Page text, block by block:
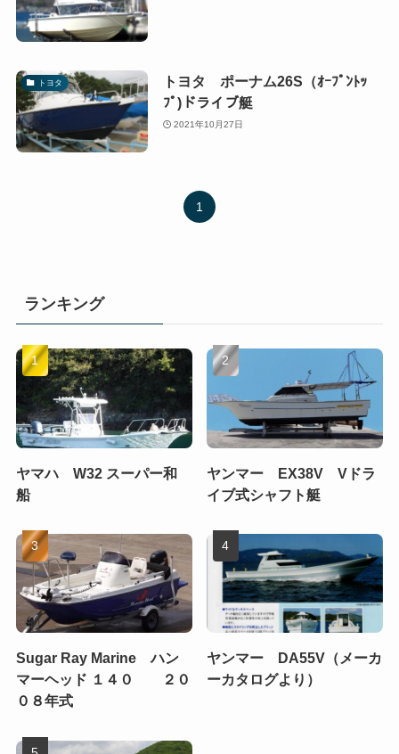
トヨタ
トヨタ ポーナム26S（ｵｰﾌﾟﾝﾄｯ
ﾌﾟ)ドライブ艇
2021年10月27日
1
ランキング
ヤマハ W32 スーパー和
船
ヤンマー EX38V Vドラ
イブ式シャフト艇
Sugar Ray Marine ハン
マーヘッド １４０ ２０
０８年式
ヤンマー DA55V（メーカ
ーカタログより）